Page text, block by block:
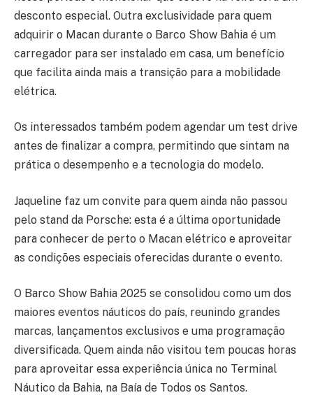
desconto especial. Outra exclusividade para quem
adquirir o Macan durante o Barco Show Bahia é um
carregador para ser instalado em casa, um benefício
que facilita ainda mais a transição para a mobilidade
elétrica.
Os interessados também podem agendar um test drive
antes de finalizar a compra, permitindo que sintam na
prática o desempenho e a tecnologia do modelo.
Jaqueline faz um convite para quem ainda não passou
pelo stand da Porsche: esta é a última oportunidade
para conhecer de perto o Macan elétrico e aproveitar
as condições especiais oferecidas durante o evento.
O Barco Show Bahia 2025 se consolidou como um dos
maiores eventos náuticos do país, reunindo grandes
marcas, lançamentos exclusivos e uma programação
diversificada. Quem ainda não visitou tem poucas horas
para aproveitar essa experiência única no Terminal
Náutico da Bahia, na Baía de Todos os Santos.